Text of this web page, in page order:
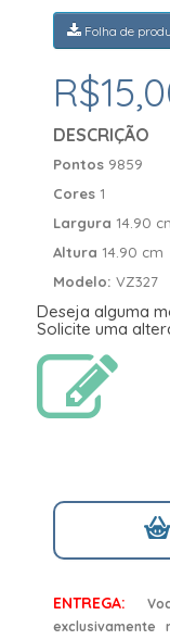
Folha de
DESCRIÇÃO
Pontos 9859
Cores 1
Largura 14.90
Altura 14.90 cm
Modelo: VZ327
Deseja alguma
Solicite uma
ENTREGA: